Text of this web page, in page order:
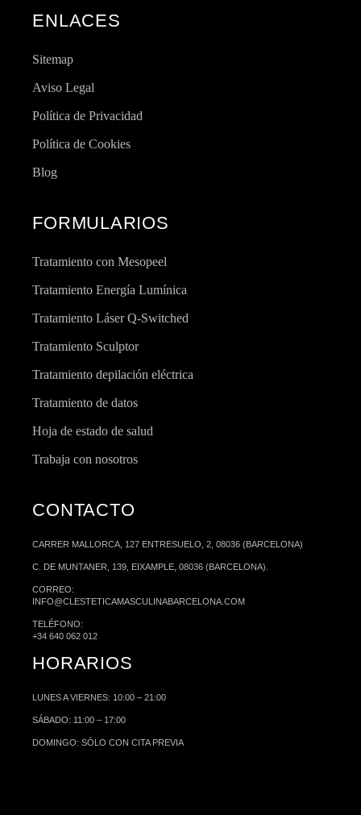
ENLACES
Sitemap
Aviso Legal
Política de Privacidad
Política de Cookies
Blog
FORMULARIOS
Tratamiento con Mesopeel
Tratamiento Energía Lumínica
Tratamiento Láser Q-Switched
Tratamiento Sculptor
Tratamiento depilación eléctrica
Tratamiento de datos
Hoja de estado de salud
Trabaja con nosotros
CONTACTO
CARRER MALLORCA, 127 ENTRESUELO, 2, 08036 (BARCELONA)
C. DE MUNTANER, 139, EIXAMPLE, 08036 (BARCELONA).
CORREO:
INFO@CLESTETICAMASCULINABARCELONA.COM
TELÉFONO:
+34 640 062 012
HORARIOS
LUNES A VIERNES: 10:00 – 21:00
SÁBADO: 11:00 – 17:00
DOMINGO: SÓLO CON CITA PREVIA